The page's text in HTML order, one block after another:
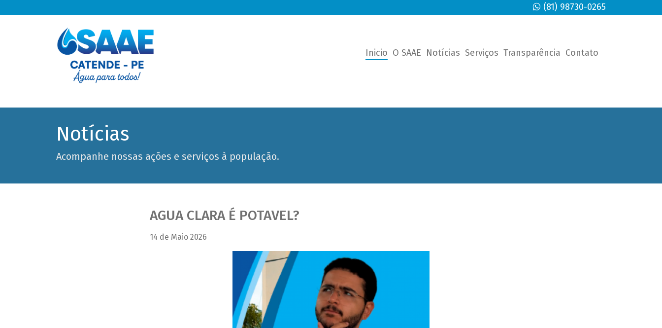
(81) 98730-0265
Inicio O SAAE Notícias Serviços Transparência Contato
Notícias
Acompanhe nossas ações e serviços à população.
AGUA CLARA É POTAVEL?
14 de Maio 2026